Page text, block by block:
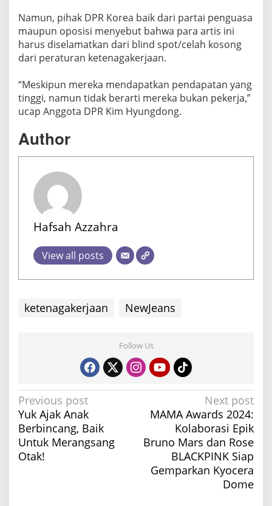
Namun, pihak DPR Korea baik dari partai penguasa
maupun oposisi menyebut bahwa para artis ini
harus diselamatkan dari blind spot/celah kosong
dari peraturan ketenagakerjaan.
“Meskipun mereka mendapatkan pendapatan yang
tinggi, namun tidak berarti mereka bukan pekerja,”
ucap Anggota DPR Kim Hyungdong.
Author
Hafsah Azzahra
View all posts
ketenagakerjaan NewJeans
Follow Us
P
o
s
t
Previous post
Yuk Ajak Anak
Berbincang, Baik
Untuk Merangsang
Otak!
Next post
MAMA Awards 2024:
Kolaborasi Epik
Bruno Mars dan Rose
BLACKPINK Siap
Gemparkan Kyocera
Dome